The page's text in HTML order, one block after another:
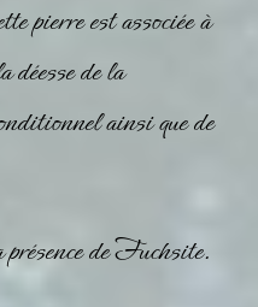
pierre est associée à
de la
ainsi que de
de Fuchsite.